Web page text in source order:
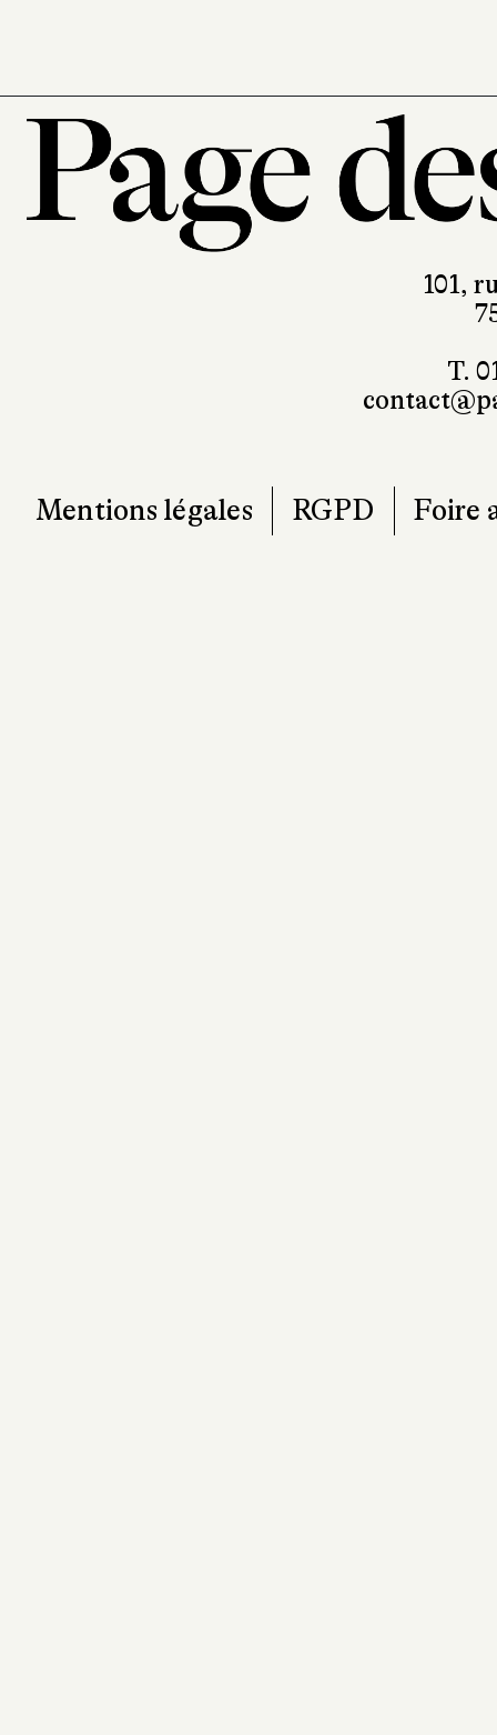
101,
T.
Mentions légales RGPD Foire